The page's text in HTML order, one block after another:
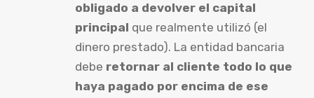
obligado a devolver el capital
principal que realmente utilizó (el
dinero prestado). La entidad bancaria
debe retornar al cliente todo lo que
haya pagado por encima de ese